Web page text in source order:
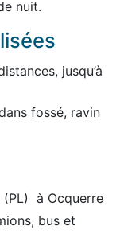
nuit.
jusqu’à
fossé, ravin
(PL) à Ocquerre
bus et